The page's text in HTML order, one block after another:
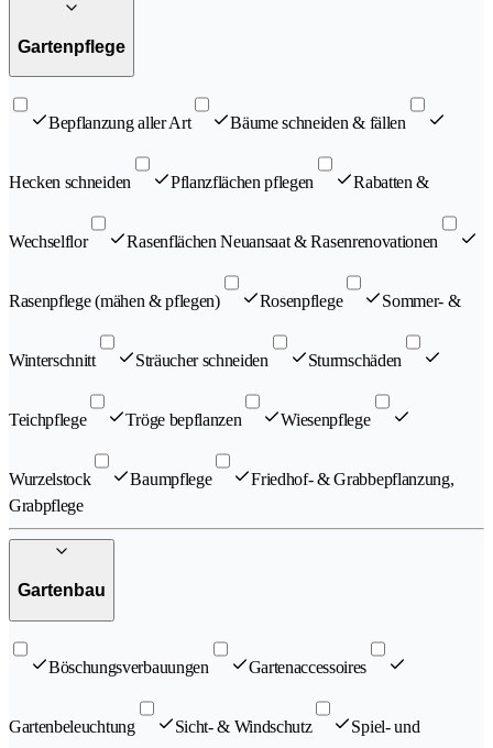
Gartenpflege
Bepflanzung aller Art Bäume schneiden & fällen
Hecken schneiden Pflanzflächen pflegen Rabatten &
Wechselflor Rasenflächen Neuansaat & Rasenrenovationen
Rasenpflege (mähen & pflegen) Rosenpflege Sommer- &
Winterschnitt Sträucher schneiden Sturmschäden
Teichpflege Tröge bepflanzen Wiesenpflege
Wurzelstock Baumpflege
Friedhof- & Grabbepflanzung,
Grabpflege
Gartenbau
Böschungsverbauungen Gartenaccessoires
Gartenbeleuchtung Sicht- & Windschutz Spiel- und